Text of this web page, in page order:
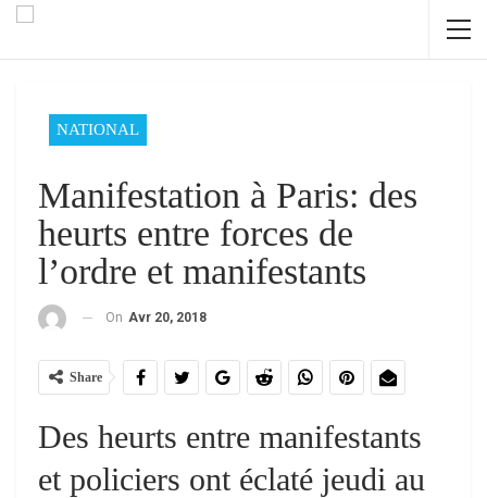
NATIONAL
Manifestation à Paris: des
heurts entre forces de
l’ordre et manifestants
On Avr 20, 2018
Share
Des heurts entre manifestants
et policiers ont éclaté jeudi au